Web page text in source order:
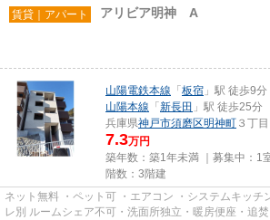
賃貸｜アパート アリビア明神 A
山陽電鉄本線 「 板宿 」駅 徒歩9分
山陽本線 「 新長田 」駅 徒歩25分
兵庫県神戸市須磨区明神町 ３丁目
7.3万円
築年数：築1年未満 ｜募集中： 1
階数：3階建
ネット無料 ・ペット可 ・エアコン ・システムキッチ
レ別 ルームシェア不可・洗面所独立・暖房便座・追